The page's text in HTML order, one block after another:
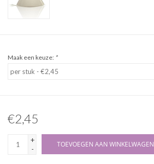
Maak een keuze: *
€2,45
+
-
TOEVOEGEN AAN WINKELWAGEN